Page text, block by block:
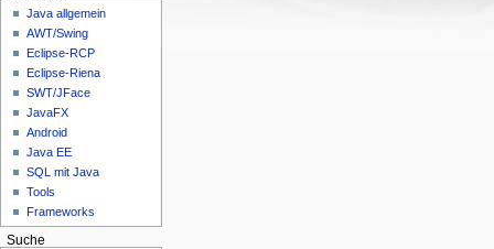
Java allgemein
AWT/Swing
Eclipse-RCP
Eclipse-Riena
SWT/JFace
JavaFX
Android
Java EE
SQL mit Java
Tools
Frameworks
Suche